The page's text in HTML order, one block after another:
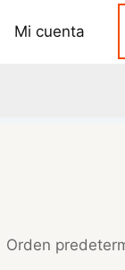
Mi cuenta